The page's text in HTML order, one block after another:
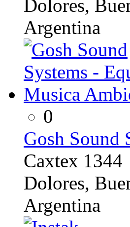
Dolores,
Argentina
0
Gosh Sound
Caxtex 1344
Dolores,
Argentina